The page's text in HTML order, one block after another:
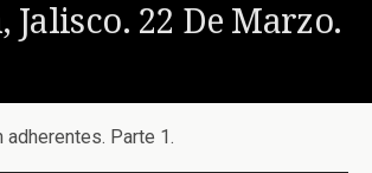
Jalisco. 22 De Marzo.
adherentes. Parte 1.